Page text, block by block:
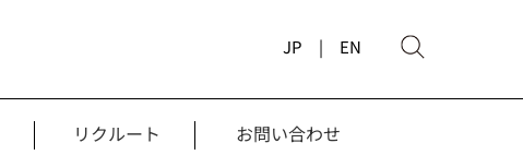
JP | EN
リクルート お問い合わせ